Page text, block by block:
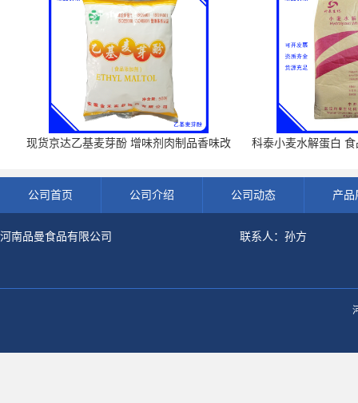
现货京达乙基麦芽酚 增味剂肉制品香味改
科泰小麦水解蛋白
公司首页 公司介绍 公司动态 产品
河南品曼食品有限公司 联系人：孙方